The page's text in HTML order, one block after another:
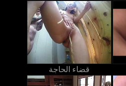
قضاء الحاجة